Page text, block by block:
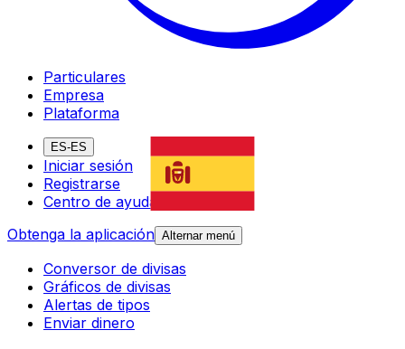
Particulares
Empresa
Plataforma
ES-ES
Iniciar sesión
Registrarse
Centro de ayuda
Obtenga la aplicación Alternar menú
Conversor de divisas
Gráficos de divisas
Alertas de tipos
Enviar dinero